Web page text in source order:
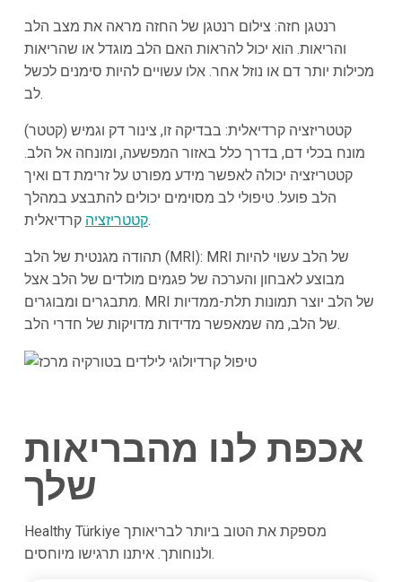
רנטגן חזה: צילום רנטגן של החזה מראה את מצב הלב
והריאות. הוא יכול להראות האם הלב מוגדל או שהריאות
מכילות יותר דם או נוזל אחר. אלו עשויים להיות סימנים לכשל
לב.
קטטריזציה קרדיאלית: בבדיקה זו, צינור דק וגמיש (קטטר)
מונח בכלי דם, בדרך כלל באזור המפשעה, ומונחה אל הלב.
קטטריזציה יכולה לאפשר מידע מפורט על זרימת דם ואיך
הלב פועל. טיפולי לב מסוימים יכולים להתבצע במהלך
קטטריזציהקרדיאלית.
תהודה מגנטית של הלב (MRI): MRI של הלב עשוי להיות
מבוצע לאבחון והערכה של פגמים מולדים של הלב אצל
מתבגרים ומבוגרים. MRI של הלב יוצר תמונות תלת-ממדיות
של הלב, מה שמאפשר מדידות מדויקות של חדרי הלב.
אכפת לנו מהבריאות
שלך
Healthy Türkiye מספקת את הטוב ביותר לבריאותך
ולנוחותך. איתנו תרגישו מיוחסים.